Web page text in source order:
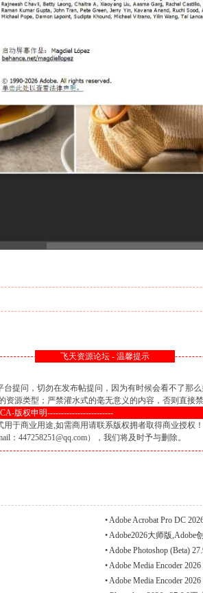
飞天资源论坛 - 温馨提示
台提问，切勿在发布帖提问，因为有时候会看不了那
资源类型；严禁灌水式的毫无意义的内容，否则直接
版权申明------------------------
于商业用途,如需商用请联系版权拥者取得商业授权
447258251@qq.com），我们将及时予与删除。
•Adobe Acrobat Pro DC
•Adobe2026大师版,Adobe
•Adobe Photoshop (Beta)
•Adobe Media Encoder
•Adobe Media Encoder